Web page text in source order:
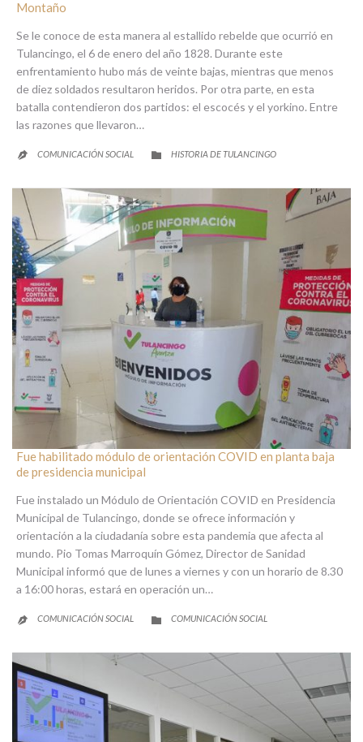
Montaño
Se le conoce de esta manera al estallido rebelde que ocurrió en
Tulancingo, el 6 de enero del año 1828. Durante este
enfrentamiento hubo más de veinte bajas, mientras que menos
de diez soldados resultaron heridos. Por otra parte, en esta
batalla contendieron dos partidos: el escocés y el yorkino. Entre
las razones que llevaron…
 COMUNICACIÓN SOCIAL  CATEGORY
HISTORIA DE TULANCINGO
Fue habilitado módulo de orientación COVID en planta baja
de presidencia municipal
Fue instalado un Módulo de Orientación COVID en Presidencia
Municipal de Tulancingo, donde se ofrece información y
orientación a la ciudadanía sobre esta pandemia que afecta al
mundo. Pio Tomas Marroquín Gómez, Director de Sanidad
Municipal informó que de lunes a viernes y con un horario de 8.30
a 16:00 horas, estará en operación un…
 COMUNICACIÓN SOCIAL  CATEGORY
COMUNICACIÓN SOCIAL